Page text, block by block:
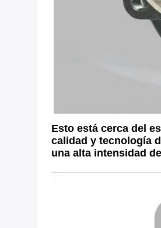
Esto está cerca del
calidad y tecnología
una alta intensidad